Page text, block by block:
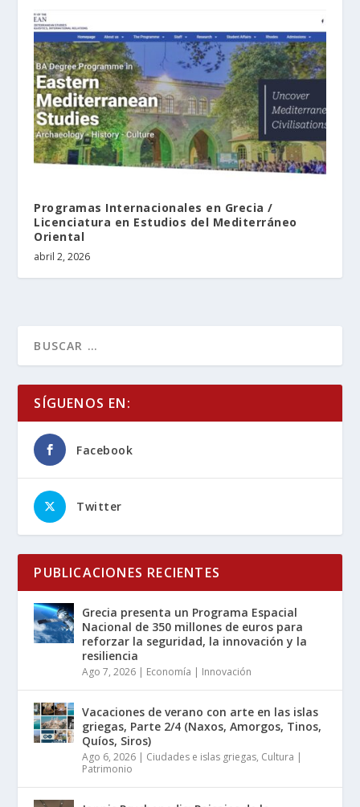
Programas Internacionales en Grecia /
Licenciatura en Estudios del Mediterráneo
Oriental
abril 2, 2026
SÍGUENOS EN:
Facebook
Twitter
PUBLICACIONES RECIENTES
Grecia presenta un Programa Espacial
Nacional de 350 millones de euros para
reforzar la seguridad, la innovación y la
resiliencia
Ago 7, 2026 | Economía | Innovación
Vacaciones de verano con arte en las islas
griegas, Parte 2/4 (Naxos, Amorgos, Tinos,
Quíos, Siros)
Ago 6, 2026 | Ciudades e islas griegas, Cultura |
Patrimonio